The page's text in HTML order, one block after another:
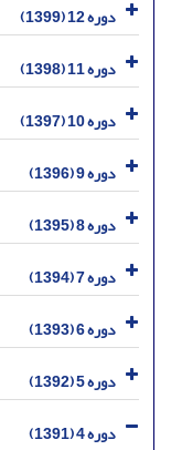
دوره 12 (1399)
دوره 11 (1398)
دوره 10 (1397)
دوره 9 (1396)
دوره 8 (1395)
دوره 7 (1394)
دوره 6 (1393)
دوره 5 (1392)
دوره 4 (1391)